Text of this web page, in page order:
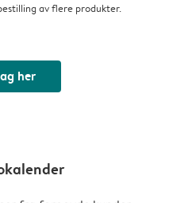
av flere produkter.
her